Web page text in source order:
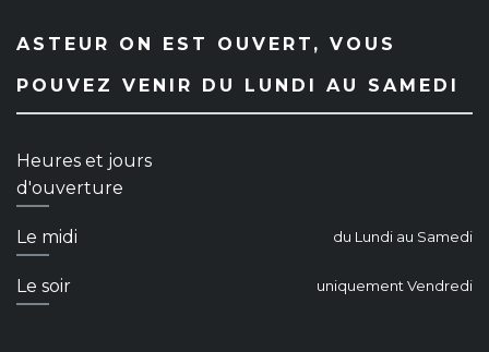
ASTEUR ON EST OUVERT, VOUS
POUVEZ VENIR DU LUNDI AU SAMEDI
Heures et jours
d'ouverture
Le midi du Lundi au Samedi
Le soir uniquement Vendredi